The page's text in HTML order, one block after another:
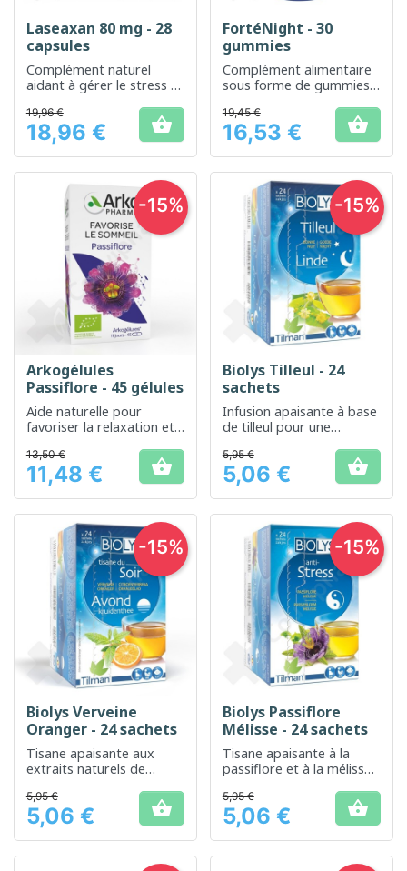
Laseaxan 80 mg - 28
capsules
Complément naturel
aidant à gérer le stress et
Prix
19,96 €
18,96 € 
FortéNight - 30
gummies
Complément alimentaire
sous forme de gummies
général.
Prix
19,45 €
16,53 € 
Arkogélules
Passiflore - 45 gélules
Aide naturelle pour
favoriser la relaxation et
sommeil
Prix
13,50 €
11,48 € 
-15%
Biolys Tilleul - 24
sachets
Infusion apaisante à base
de tilleul pour une
Prix
5,95 €
5,06 € 
-15%
Biolys Verveine
Oranger - 24 sachets
Tisane apaisante aux
extraits naturels de
pour une relaxation
optimale.
Prix
5,95 €
5,06 € 
-15%
Biolys Passiflore
Mélisse - 24 sachets
Tisane apaisante à la
passiflore et à la mélisse
relaxation et le bien-être
Prix
5,95 €
5,06 € 
-15%